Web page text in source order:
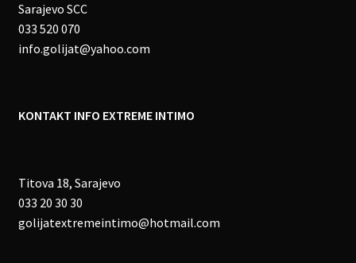
Sarajevo SCC
033 520 070
info.golijat@yahoo.com
KONTAKT INFO EXTREME INTIMO
Titova 18, Sarajevo
033 20 30 30
golijatextremeintimo@hotmail.com